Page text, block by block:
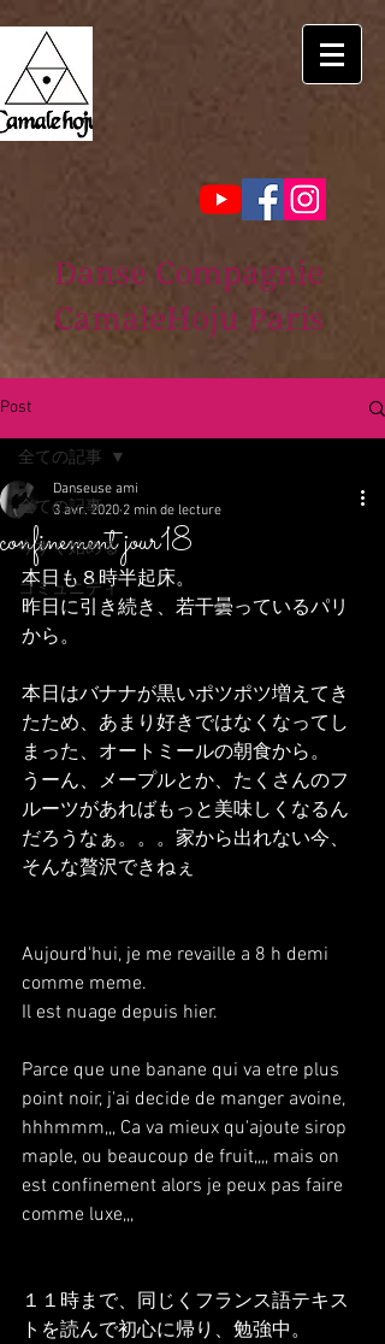
Danse Compagnie
CamaleHoju Paris
Post
全ての記事
今すぐ始める
コミュニティ
全ての記事
confinement jour18
Danseuse ami
3 avr. 2020 2 min de lecture
本日も８時半起床。
昨日に引き続き、若干曇っているパリ
から。
本日はバナナが黒いポツポツ増えてき
たため、あまり好きではなくなってし
まった、オートミールの朝食から。
うーん、メープルとか、たくさんのフ
ルーツがあればもっと美味しくなるん
だろうなぁ。。。家から出れない今、
そんな贅沢できねぇ
Aujourd'hui, je me revaille a 8 h demi
comme meme.
Il est nuage depuis hier.
Parce que une banane qui va etre plus
point noir, j'ai decide de manger avoine,
hhhmmm,,, Ca va mieux qu'ajoute sirop
maple, ou beaucoup de fruit,,,, mais on
est confinement alors je peux pas faire
comme luxe,,,
１１時まで、同じくフランス語テキス
トを読んで初心に帰り、勉強中。